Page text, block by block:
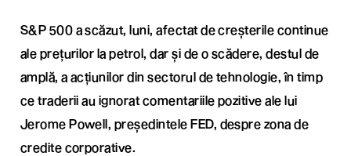
S&P 500 a scăzut, luni, afectat de creșterile continue
ale prețurilor la petrol, dar și de o scădere, destul de
amplă, a acțiunilor din sectorul de tehnologie, în timp
ce traderii au ignorat comentariile pozitive ale lui
Jerome Powell, președintele FED, despre zona de
credite corporative.